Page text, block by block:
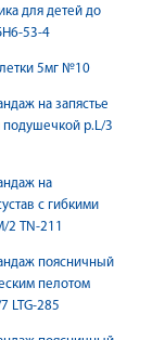
для детей до
53-4
5мг №10
на запястье
подушечкой р.L/3
на
с гибкими
2 TN-211
поясничный
пелотом
LTG-285